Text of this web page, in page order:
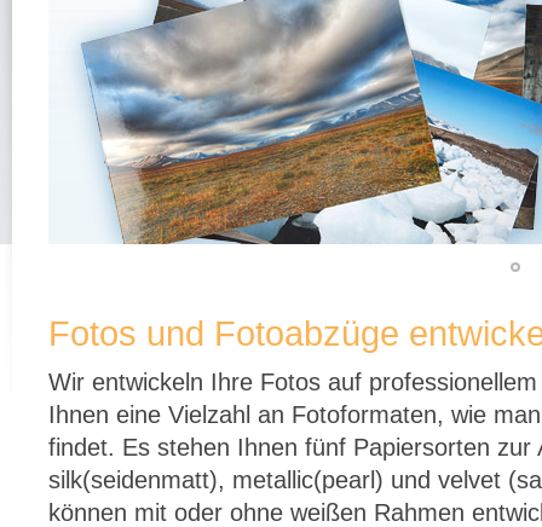
Fotos und Fotoabzüge
Wir entwickeln Ihre Fotos auf
Ihnen eine Vielzahl an Fotoformaten, wie
findet. Es stehen Ihnen fünf Papiersorten zur
silk(seidenmatt), metallic(pearl) und velvet
können mit oder ohne weißen Rahmen